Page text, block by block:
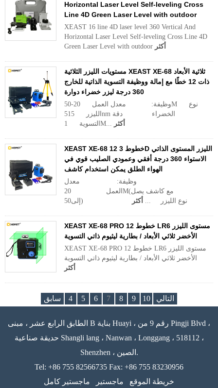
Horizontal Laser Level Self-leveling Cross
Line 4D Green Laser Level with outdoor
XEAST 16 line 4D laser level 360 Vertical And
Horizontal Laser Level Self-leveling Cross Line 4D
Green Laser Level with outdoor أكثر
مستويات الليزر الثلاثية XEAST XE-68 ثلاثية الأبعاد
ذات 12 خطًا مع إمالة ووظيفة التسوية الذاتية للخارج
360 درجة ليزر خضراء دوارة
وظيفة: معدل العمل 20-50M نوع
الليزر 515nm الخضراء دقة
التسوية 1M... أكثر
XEAST XE-68 12 خطوط 3D الليزر المستوى الذاتي
الاستواء 360 درجة أفقي وعمودي الصليب قوي في
الهواء الطلق يمكن استخدام كاشف
وظيفة: معدل
العمل 20M(مع كاشف يصل
إلى50) نوع الليزر ... أكثر
XEAST XE-68 PRO 12 خطوط LR6 مستوى الليزر
الأخضر ثلاثي الأبعاد / بطارية ليثيوم ذاتي التسوية
XEAST XE-68 PRO 12 خطوط LR6 مستوى الليزر
الأخضر ثلاثي الأبعاد / بطارية ليثيوم ذاتي التسوية
أكثر
سابق 4 5 6 7 8 9 10 التالي
الطابق الرابع عشر ، مبنى B بناية Huayi ، رقم 9 من Pingji Blvd ،
حديقة صناعية Shangli lang ، Nanwan ، Longgang ، 518112 ،
Shenzhen ، الصين.
Tel: +86 755 82566735 Fax: +86 755 83230956
خريطة الموقع
ماجستير ماجستير كامل